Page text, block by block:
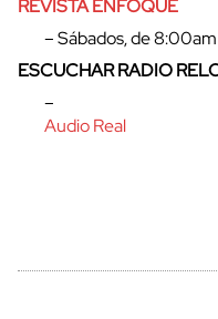
cerrar
REVISTA ENFOQUE
– Sábados, de
ESCUCHAR RADIO
–
Audio Real